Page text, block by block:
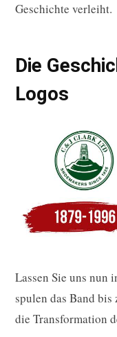
Geschichte verleiht.
Die
Logos
Lassen Sie uns nun
spulen das Band
die Transformation